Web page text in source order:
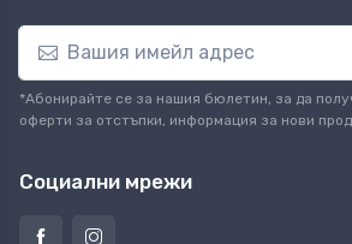
*Абонирайте се за нашия бюлетин, за да
оферти за отстъпки, информация за нови
Социални мрежи